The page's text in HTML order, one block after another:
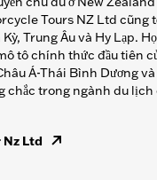
Tours NZ Ltd cũng
Trung Âu và Hy Lạp.
tô chính thức đầu tiên
Á-Thái Bình Dương và
chắc trong ngành du lịch
Nz Ltd